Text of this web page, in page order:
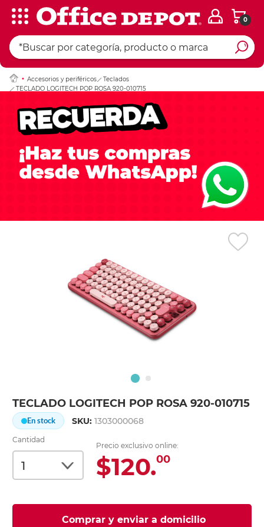
0
Accesorios y periféricos
Teclados
TECLADO LOGITECH POP ROSA 920-010715
TECLADO LOGITECH POP ROSA 920-010715
En stock SKU:1303000068
Cantidad
Precio exclusivo online:
$120.00
Comprar y enviar a domicilio
Ingresar Codigo